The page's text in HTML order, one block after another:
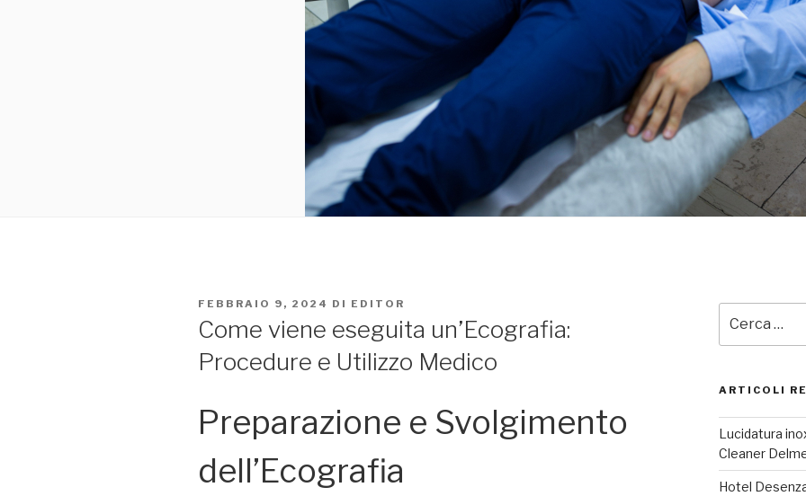
PUBBLICATO
FEBBRAIO 9, 2024 DI EDITOR
Come viene eseguita un’Ecografia:
Procedure e Utilizzo Medico
Preparazione e Svolgimento
dell’Ecografia
ARTICOLI
Lucidatura
Cleaner
Hotel